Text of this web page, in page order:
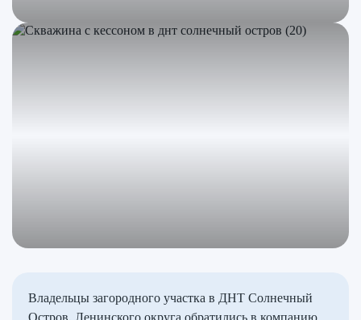
Владельцы загородного участка в ДНТ Солнечный
Остров, Ленинского округа обратились в компанию